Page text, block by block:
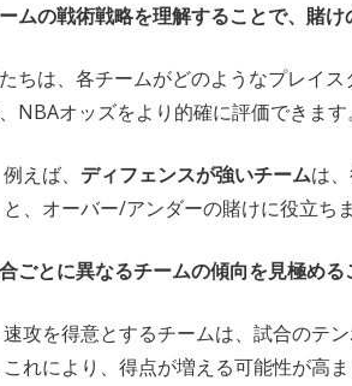
ムの戦術戦略を理解することで、賭け
ちは、各チームがどのようなプレイ
NBAオッズをより的確に評価できます。
例えば、 ディフェンスが強いチームは
と、オーバー/アンダーの賭けに役立ちま
ごとに異なるチームの傾向を見極める
速攻を得意とするチームは、試合のテ
これにより、得点が増える可能性が高ま